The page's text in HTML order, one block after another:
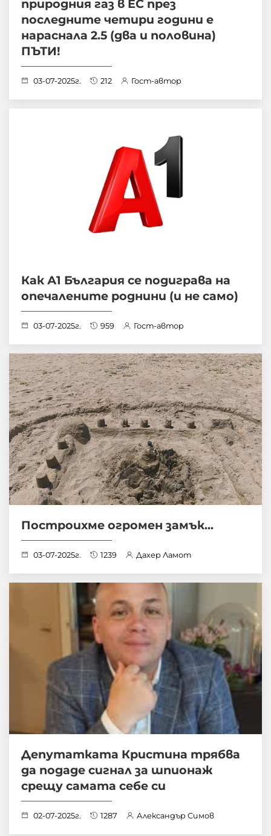
природния газ в ЕС през
последните четири години е
нараснала 2.5 (два и половина)
ПЪТИ!
03-07-2025г. 212 Гост-автор
Как А1 България се подиграва на
опечалените роднини (и не само)
03-07-2025г. 959 Гост-автор
Построихме огромен замък...
03-07-2025г. 1239 Дахер Ламот
Депутатката Кристина трябва
да подаде сигнал за шпионаж
срещу самата себе си
02-07-2025г. 1287 Александър Симов